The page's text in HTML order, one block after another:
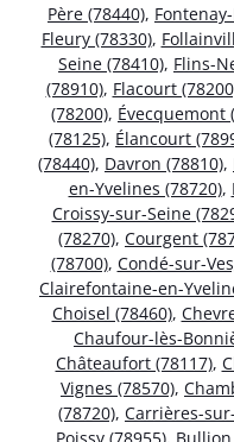
Père (78440),
Fleury (78330),
Seine (78410), Flins-
(78910), Flacourt
(78200), Évecquemont
(78125), Élancourt
(78440), Davron (78810),
en-Yvelines (78720),
Croissy-sur-Seine
(78270), Courgent
(78700), Condé-sur-
Clairefontaine-en-
Choisel (78460),
Chaufour-lès-
Châteaufort (78117),
Vignes (78570),
(78720), Carrières-